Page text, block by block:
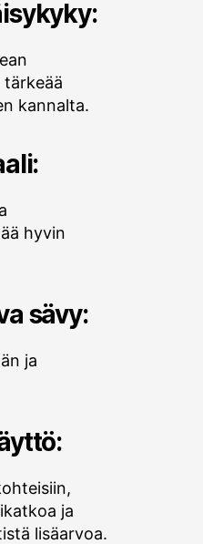
kannalta.
hyvin
sävy:
ja
ja
lisäarvoa.